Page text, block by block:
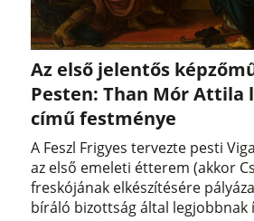
Az első jelentős
Pesten: Than Mór Attila
című festménye
A Feszl Frigyes tervezte pesti
az első emeleti étterem (akkor
freskójának elkészítésére
bíráló bizottság által legjobbnak